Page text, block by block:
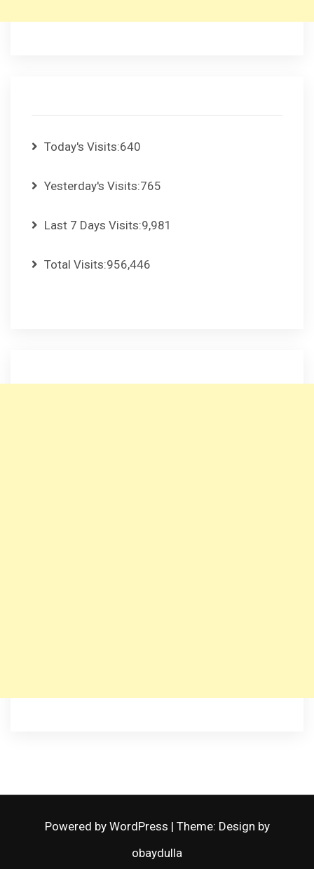
Today's Visits:640
Yesterday's Visits:765
Last 7 Days Visits:9,981
Total Visits:956,446
Powered by WordPress | Theme: Design by
obaydulla